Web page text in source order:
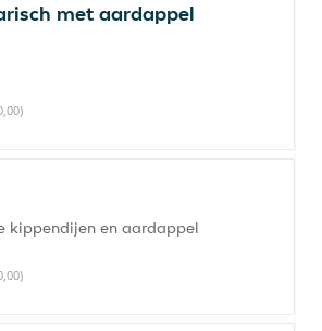
met aardappel
kippendijen en aardappel